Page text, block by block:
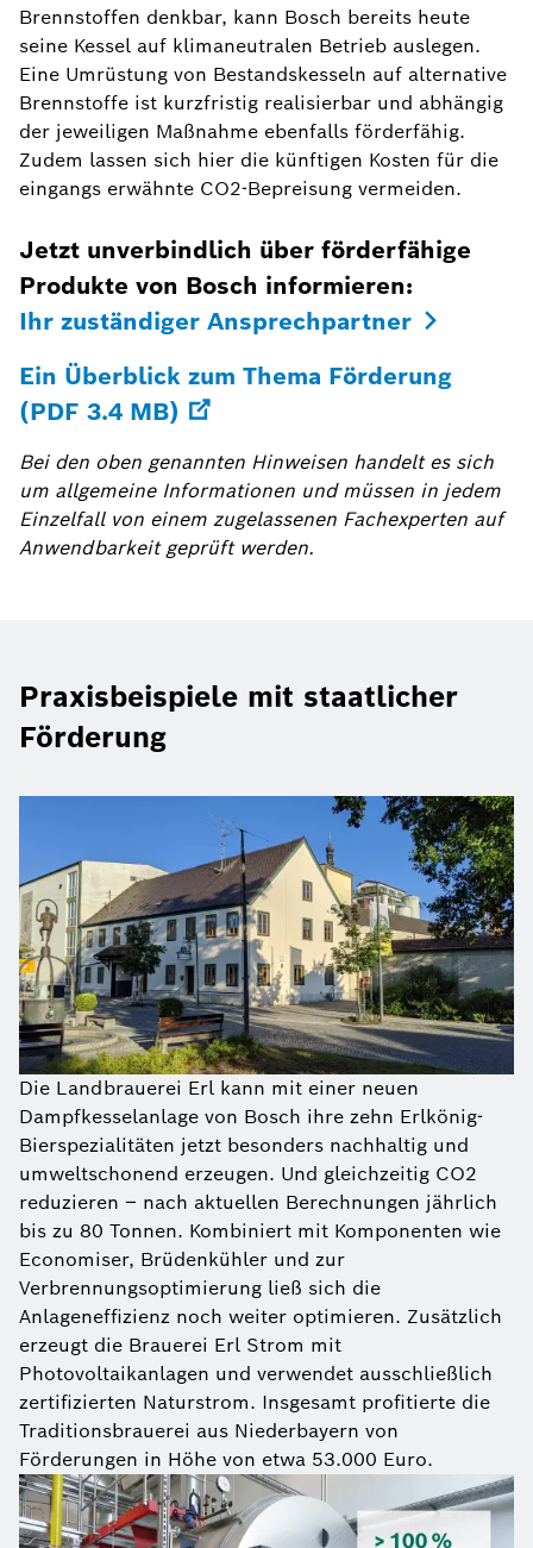
Brennstoffen denkbar, kann Bosch bereits heute
seine Kessel auf klimaneutralen Betrieb auslegen.
Eine Umrüstung von Bestandskesseln auf alternative
Brennstoffe ist kurzfristig realisierbar und abhängig
der jeweiligen Maßnahme ebenfalls förderfähig.
Zudem lassen sich hier die künftigen Kosten für die
eingangs erwähnte CO2-Bepreisung vermeiden.
Jetzt unverbindlich über förderfähige
Produkte von Bosch informieren:
Ihr zuständiger Ansprechpartner
Ein Überblick zum Thema Förderung
(PDF 3.4 MB)
Bei den oben genannten Hinweisen handelt es sich
um allgemeine Informationen und müssen in jedem
Einzelfall von einem zugelassenen Fachexperten auf
Anwendbarkeit geprüft werden.
Praxisbeispiele mit staatlicher
Förderung
Die Landbrauerei Erl kann mit einer neuen
Dampfkesselanlage von Bosch ihre zehn Erlkönig-
Bierspezialitäten jetzt besonders nachhaltig und
umweltschonend erzeugen. Und gleichzeitig CO2
reduzieren – nach aktuellen Berechnungen jährlich
bis zu 80 Tonnen. Kombiniert mit Komponenten wie
Economiser, Brüdenkühler und zur
Verbrennungsoptimierung ließ sich die
Anlageneffizienz noch weiter optimieren. Zusätzlich
erzeugt die Brauerei Erl Strom mit
Photovoltaikanlagen und verwendet ausschließlich
zertifizierten Naturstrom. Insgesamt profitierte die
Traditionsbrauerei aus Niederbayern von
Förderungen in Höhe von etwa 53.000 Euro.